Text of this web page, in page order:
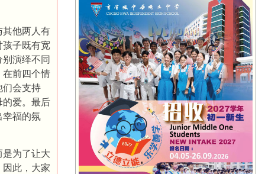
其他两人有
孩子既有宽
演绎不同
在前四个情
们会支持
的爱。最后
幸福的氛
为了让大
此，大家